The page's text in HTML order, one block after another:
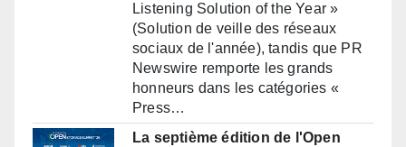
Listening Solution of the Year »
(Solution de veille des réseaux
sociaux de l'année), tandis que PR
Newswire remporte les grands
honneurs dans les catégories «
Press…
La septième édition de l'Open